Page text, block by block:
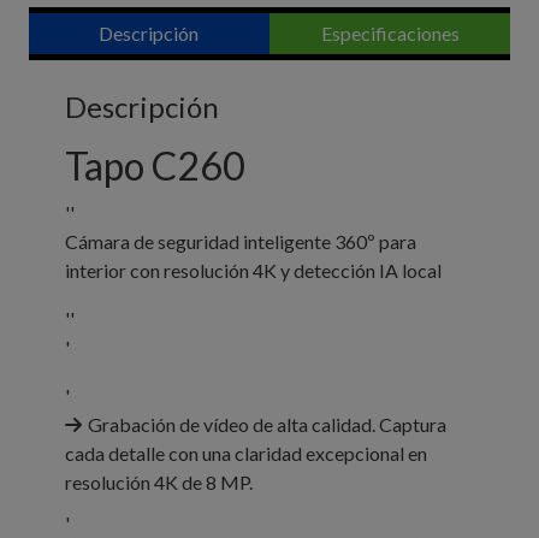
Descripción Especificaciones
Descripción
Tapo C260
''
Cámara de seguridad inteligente 360º para
interior con resolución 4K y detección IA local
''
'
'
Grabación de vídeo de alta calidad. Captura
cada detalle con una claridad excepcional en
resolución 4K de 8 MP.
'